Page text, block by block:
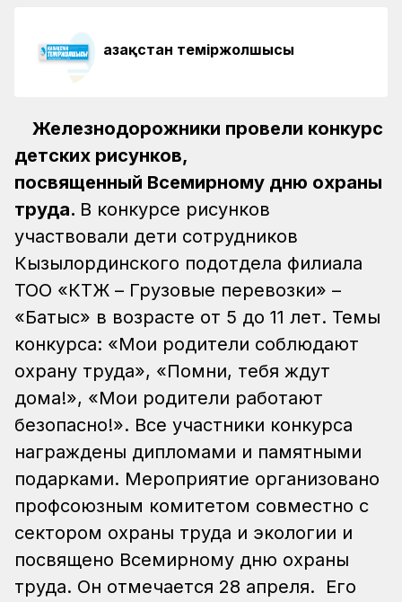
Қазақстан теміржолшысы
Железнодорожники провели конкурс
детских рисунков,
посвященный Всемирному дню охраны
труда. В конкурсе рисунков
участвовали дети сотрудников
Кызылординского подотдела филиала
ТОО «КТЖ – Грузовые перевозки» –
«Батыс» в возрасте от 5 до 11 лет. Темы
конкурса: «Мои родители соблюдают
охрану труда», «Помни, тебя ждут
дома!», «Мои родители работают
безопасно!». Все участники конкурса
награждены дипломами и памятными
подарками. Мероприятие организовано
профсоюзным комитетом совместно с
сектором охраны труда и экологии и
посвящено Всемирному дню охраны
труда. Он отмечается 28 апреля. Его